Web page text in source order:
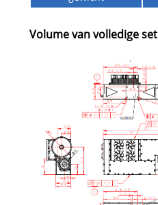
Volume van volledige set